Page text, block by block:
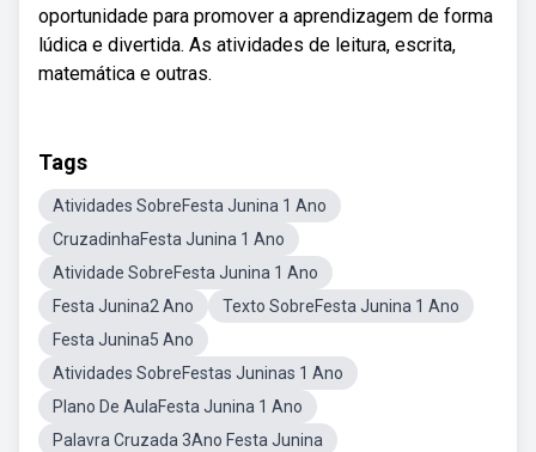
oportunidade para promover a aprendizagem de forma
lúdica e divertida. As atividades de leitura, escrita,
matemática e outras.
Tags
Atividades SobreFesta Junina 1 Ano
CruzadinhaFesta Junina 1 Ano
Atividade SobreFesta Junina 1 Ano
Festa Junina2 Ano
Texto SobreFesta Junina 1 Ano
Festa Junina5 Ano
Atividades SobreFestas Juninas 1 Ano
Plano De AulaFesta Junina 1 Ano
Palavra Cruzada 3Ano Festa Junina